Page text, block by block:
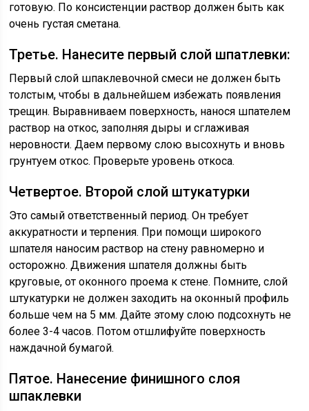
готовую. По консистенции раствор должен быть как
очень густая сметана.
Третье. Нанесите первый слой шпатлевки:
Первый слой шпаклевочной смеси не должен быть
толстым, чтобы в дальнейшем избежать появления
трещин. Выравниваем поверхность, нанося шпателем
раствор на откос, заполняя дыры и сглаживая
неровности. Даем первому слою высохнуть и вновь
грунтуем откос. Проверьте уровень откоса.
Четвертое. Второй слой штукатурки
Это самый ответственный период. Он требует
аккуратности и терпения. При помощи широкого
шпателя наносим раствор на стену равномерно и
осторожно. Движения шпателя должны быть
круговые, от оконного проема к стене. Помните, слой
штукатурки не должен заходить на оконный профиль
больше чем на 5 мм. Дайте этому слою подсохнуть не
более 3-4 часов. Потом отшлифуйте поверхность
наждачной бумагой.
Пятое. Нанесение финишного слоя
шпаклевки